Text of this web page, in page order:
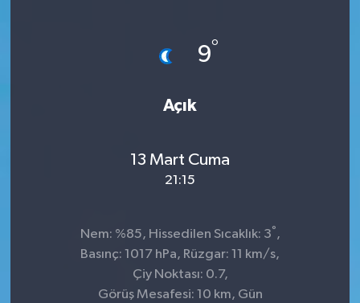
9°
Açık
13 Mart Cuma
21:15
Nem: %85, Hissedilen Sıcaklık: 3° ,
Basınç: 1017 hPa, Rüzgar: 11 km/s,
Çiy Noktası: 0.7,
Görüş Mesafesi: 10 km, Gün
SİVİL TOPLUM
SOSYAL YAŞAM